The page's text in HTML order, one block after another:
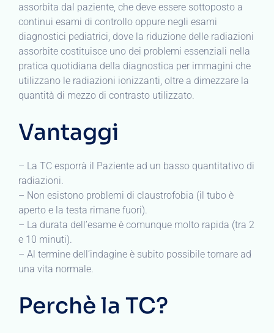
assorbita dal paziente, che deve essere sottoposto a
continui esami di controllo oppure negli esami
diagnostici pediatrici, dove la riduzione delle radiazioni
assorbite costituisce uno dei problemi essenziali nella
pratica quotidiana della diagnostica per immagini che
utilizzano le radiazioni ionizzanti, oltre a dimezzare la
quantità di mezzo di contrasto utilizzato.
Vantaggi
– La TC esporrà il Paziente ad un basso quantitativo di
radiazioni.
– Non esistono problemi di claustrofobia (il tubo è
aperto e la testa rimane fuori).
– La durata dell’esame è comunque molto rapida (tra 2
e 10 minuti).
– Al termine dell’indagine è subito possibile tornare ad
una vita normale.
Perchè la TC?